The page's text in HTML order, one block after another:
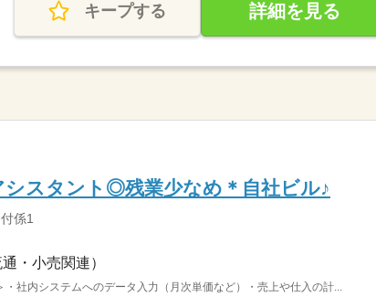
キープする 詳細を見る
スタント◎残業少なめ＊自社ビル♪
係1
通・小売関連）
社内システムへのデータ入力（月次単価など）・売上や仕入の計...